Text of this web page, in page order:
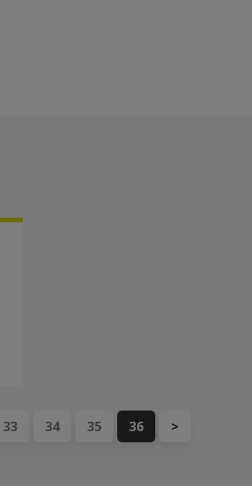
33 34 35 36 >